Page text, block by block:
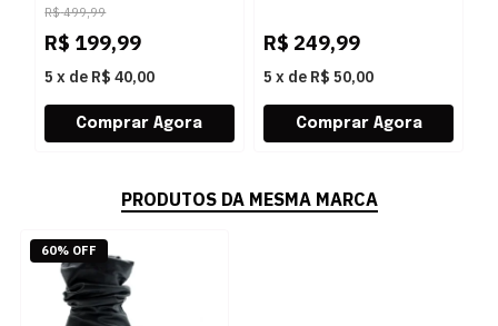
R$ 499,99
R$ 199,99
5 x de R$ 40,00
R$ 249,99
5 x de R$ 50,00
PRODUTOS DA MESMA MARCA
60% OFF